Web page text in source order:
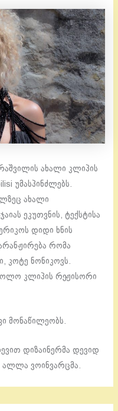
ახალი კლიპის
უმასპინძლებს.
ახალი
ეკუთვნის, ტექსტისა
დიდი ხნის
რომა
კოტე ნონიკოვს.
კლიპის რეჟისორი
მონაწილეობს.
დიზაინერმა დევიდ
ალლა ვოინვარცმა.